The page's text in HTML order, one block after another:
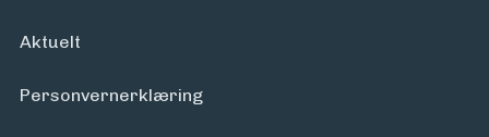
Aktuelt
Personvern­erklæring